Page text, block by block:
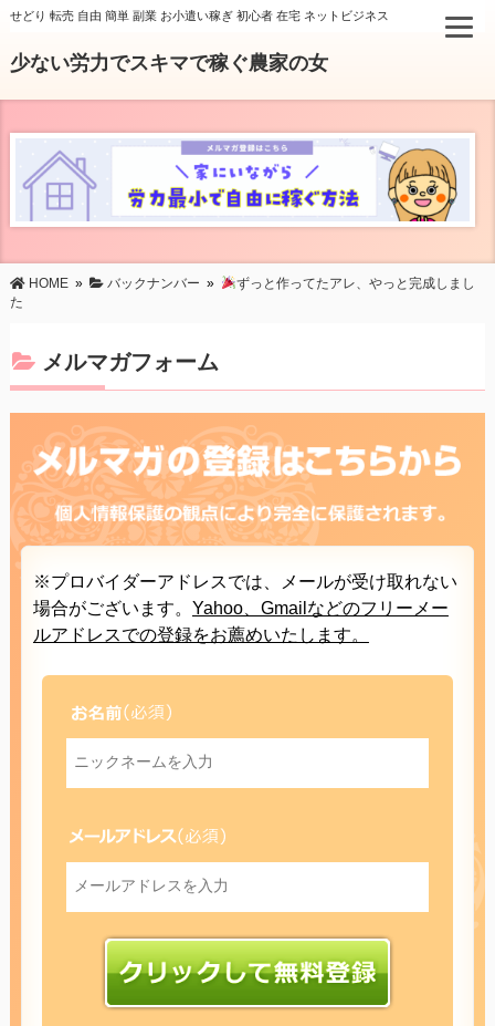
せどり 転売 自由 簡単 副業 お小遣い稼ぎ 初心者 在宅 ネットビジネス
少ない労力でスキマで稼ぐ農家の女
HOME» バックナンバー »
ずっと作ってたアレ、やっと完成しまし
た
メルマガフォーム
※プロバイダーアドレスでは、メールが受け取れない
場合がございます。 Yahoo、Gmailなどのフリーメー
ルアドレスでの登録をお薦めいたします。